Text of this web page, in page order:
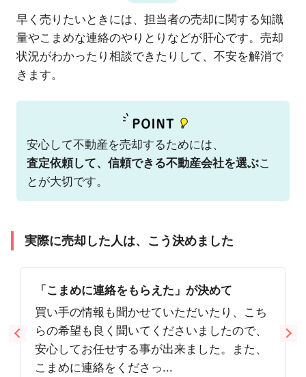
早く売りたいときには、担当者の売却に関する知識
量やこまめな連絡のやりとりなどが肝心です。売却
状況がわかったり相談できたりして、不安を解消で
きます。
安心して不動産を売却するためには、
査定依頼して、信頼できる不動産会社を選ぶこ
とが大切です。
実際に売却した人は、こう決めました
「こまめに連絡をもらえた」が決めて
買い手の情報も聞かせていただいたり、こち
らの希望も良く聞いてくださいましたので、
安心してお任せする事が出来ました。また、
こまめに連絡をくださっ...